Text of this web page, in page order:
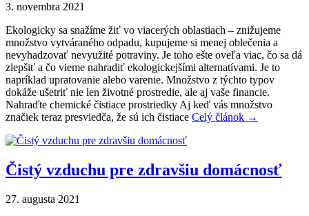
3. novembra 2021
Ekologicky sa snažíme žiť vo viacerých oblastiach – znižujeme
množstvo vytváraného odpadu, kupujeme si menej oblečenia a
nevyhadzovať nevyužité potraviny. Je toho ešte oveľa viac, čo sa dá
zlepšiť a čo vieme nahradiť ekologickejšími alternatívami. Je to
napríklad upratovanie alebo varenie. Množstvo z týchto typov
dokáže ušetriť nie len životné prostredie, ale aj vaše financie.
Nahraďte chemické čistiace prostriedky Aj keď vás množstvo
značiek teraz presviedča, že sú ich čistiace Celý článok →
Čistý vzduchu pre zdravšiu domácnosť
27. augusta 2021